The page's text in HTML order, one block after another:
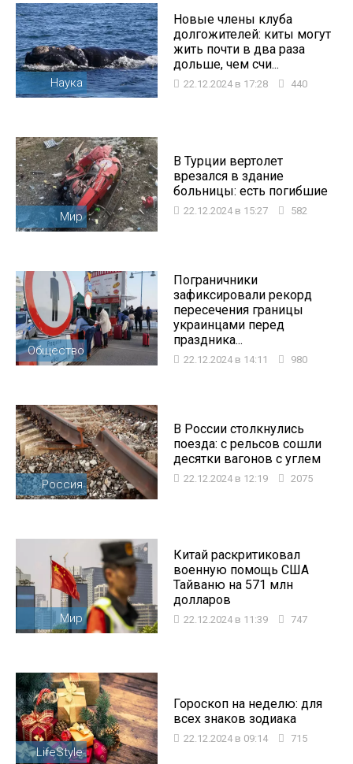
Наука
Новые члены клуба
долгожителей: киты могут
жить почти в два раза
дольше, чем счи...
22.12.2024 в 17:28 440
Мир
В Турции вертолет
врезался в здание
больницы: есть погибшие
22.12.2024 в 15:27 582
Общество
Пограничники
зафиксировали рекорд
пересечения границы
украинцами перед
праздника...
22.12.2024 в 14:11 980
Россия
В России столкнулись
поезда: с рельсов сошли
десятки вагонов с углем
22.12.2024 в 12:19 2075
Мир
Китай раскритиковал
военную помощь США
Тайваню на 571 млн
долларов
22.12.2024 в 11:39 747
LifeStyle
Гороскоп на неделю: для
всех знаков зодиака
22.12.2024 в 09:14 715